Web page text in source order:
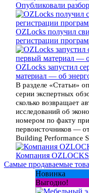
Опубликовали
OZLocks получил
регистрации
OZLocks запустил
материал — об
В разделе «Статьи»
серии экспертных
сколько возвращает
исследований об
номером по факту
первоисточников —
Building Performance
Компания
Самые продаваемые
Новинка
Выгодно!